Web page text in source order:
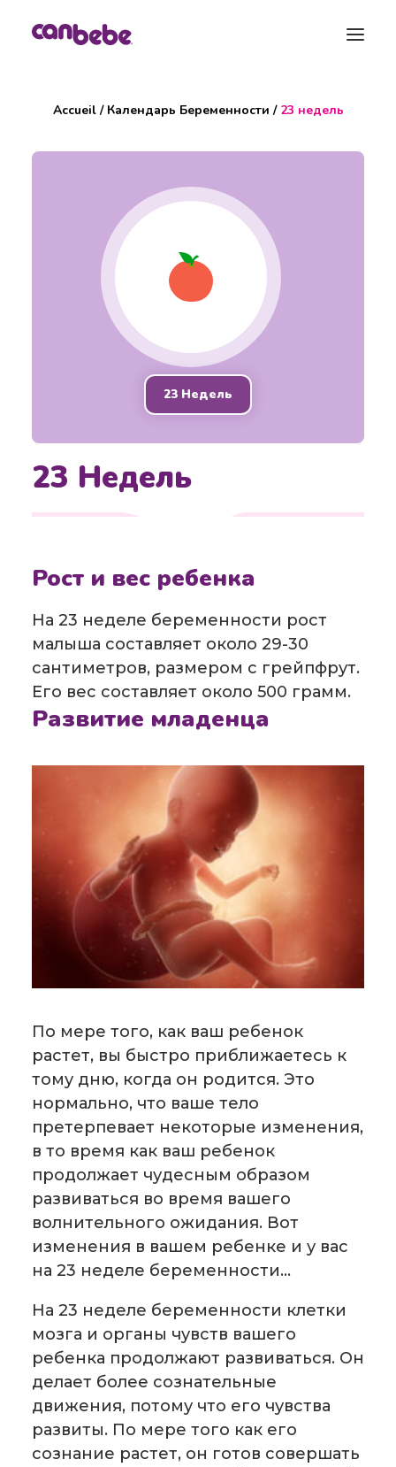
Продукции
Блог
Календарь Беременности
Сумка для беременных
Свяжитесь с нами
Accueil/ Календарь Беременности / 23 недель
23 Недель
23 Недель
22
недель
Рост и вес ребенка
На 23 неделе беременности рост
малыша составляет около 29-30
сантиметров, размером с грейпфрут.
Его вес составляет около 500 грамм.
Развитие младенца
По мере того, как ваш ребенок
растет, вы быстро приближаетесь к
тому дню, когда он родится. Это
нормально, что ваше тело
претерпевает некоторые изменения,
в то время как ваш ребенок
продолжает чудесным образом
развиваться во время вашего
волнительного ожидания. Вот
изменения в вашем ребенке и у вас
на 23 неделе беременности…
На 23 неделе беременности клетки
мозга и органы чувств вашего
ребенка продолжают развиваться. Он
делает более сознательные
движения, потому что его чувства
развиты. По мере того как его
сознание растет, он готов совершать